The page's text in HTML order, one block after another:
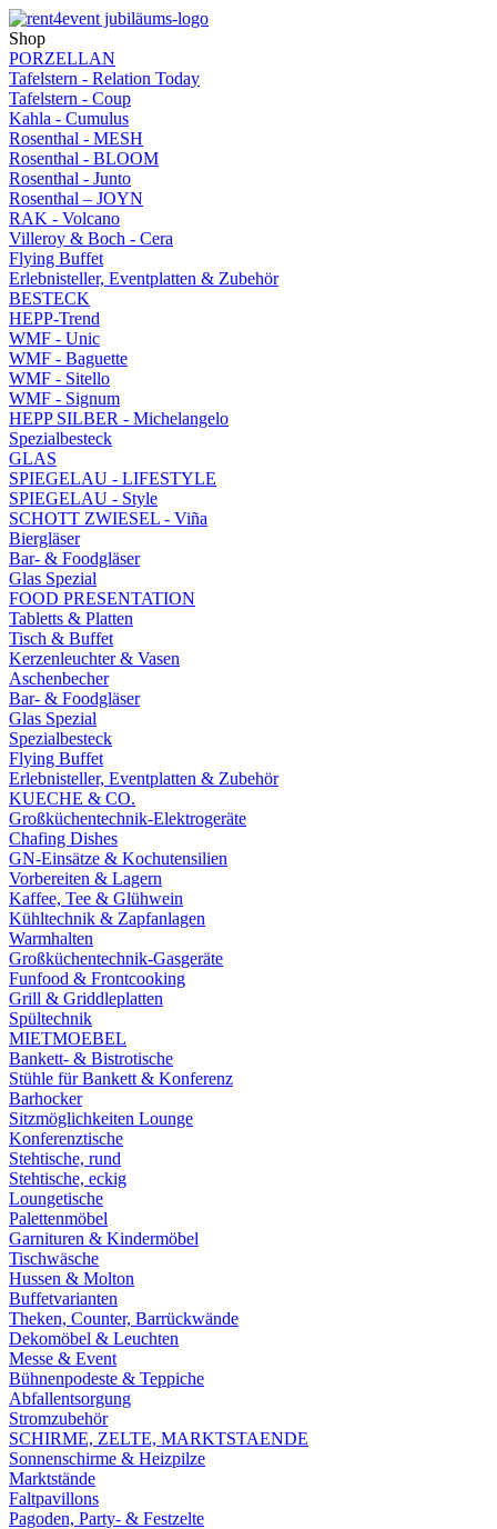
Shop
PORZELLAN
Tafelstern - Relation Today
Tafelstern - Coup
Kahla - Cumulus
Rosenthal - MESH
Rosenthal - BLOOM
Rosenthal - Junto
Rosenthal – JOYN
RAK - Volcano
Villeroy & Boch - Cera
Flying Buffet
Erlebnisteller, Eventplatten & Zubehör
BESTECK
HEPP-Trend
WMF - Unic
WMF - Baguette
WMF - Sitello
WMF - Signum
HEPP SILBER - Michelangelo
Spezialbesteck
GLAS
SPIEGELAU - LIFESTYLE
SPIEGELAU - Style
SCHOTT ZWIESEL - Viña
Biergläser
Bar- & Foodgläser
Glas Spezial
FOOD PRESENTATION
Tabletts & Platten
Tisch & Buffet
Kerzenleuchter & Vasen
Aschenbecher
Bar- & Foodgläser
Glas Spezial
Spezialbesteck
Flying Buffet
Erlebnisteller, Eventplatten & Zubehör
KUECHE & CO.
Großküchentechnik-Elektrogeräte
Chafing Dishes
GN-Einsätze & Kochutensilien
Vorbereiten & Lagern
Kaffee, Tee & Glühwein
Kühltechnik & Zapfanlagen
Warmhalten
Großküchentechnik-Gasgeräte
Funfood & Frontcooking
Grill & Griddleplatten
Spültechnik
MIETMOEBEL
Bankett- & Bistrotische
Stühle für Bankett & Konferenz
Barhocker
Sitzmöglichkeiten Lounge
Konferenztische
Stehtische, rund
Stehtische, eckig
Loungetische
Palettenmöbel
Garnituren & Kindermöbel
Tischwäsche
Hussen & Molton
Buffetvarianten
Theken, Counter, Barrückwände
Dekomöbel & Leuchten
Messe & Event
Bühnenpodeste & Teppiche
Abfallentsorgung
Stromzubehör
SCHIRME, ZELTE, MARKTSTAENDE
Sonnenschirme & Heizpilze
Marktstände
Faltpavillons
Pagoden, Party- & Festzelte